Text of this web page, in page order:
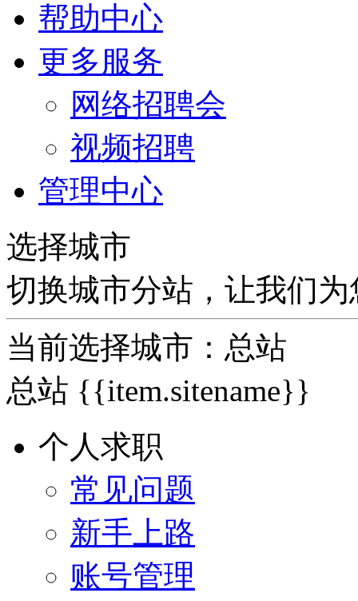
帮助中心
更多服务
网络招聘会
视频招聘
管理中心
选择城市
切换城市分站，让我们
当前选择城市： 总站
总站 {{item.sitename}}
个人求职
常见问题
新手上路
账号管理